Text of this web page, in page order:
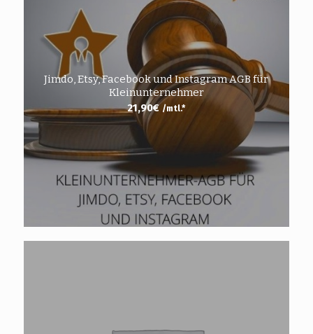
Jimdo, Etsy, Facebook und Instagram AGB für
Kleinunternehmer
21,90€ /mtl.*